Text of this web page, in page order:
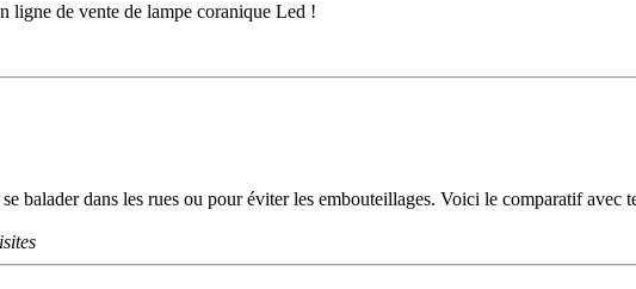
ligne de vente de lampe coranique Led !
balader dans les rues ou pour éviter les embouteillages. Voici le comparatif avec